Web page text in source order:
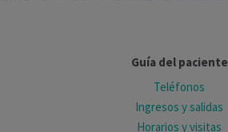
Guía del paciente
Teléfonos
Ingresos y salidas
Horarios y visitas